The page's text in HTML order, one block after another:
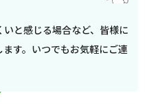
と感じる場合など、皆様に
す。いつでもお気軽にご連